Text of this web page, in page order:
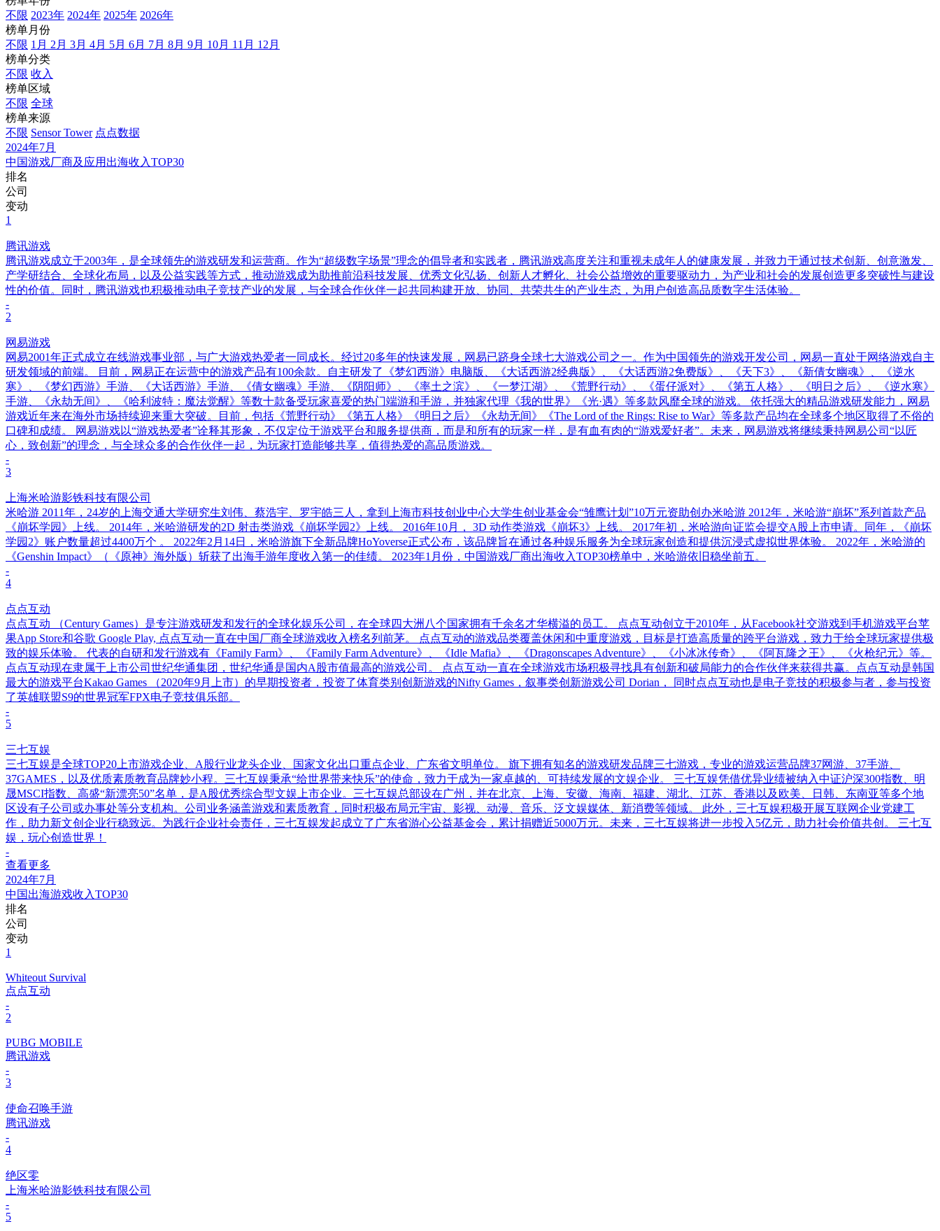
不限 2023年 2024年 2025年 2026年
榜单月份
不限 1月 2月 3月 4月 5月 6月 7月 8月 9月 10月 11月 12月
榜单分类
不限 收入
榜单区域
不限 全球
榜单来源
不限 Sensor Tower 点点数据
2024年7月
中国游戏厂商及应用出海收入TOP30
排名
公司
变动
1
腾讯游戏
腾讯游戏成立于2003年，是全球领先的游戏研发和运营商。作为“超级数字场景”理念的倡导者和实践者，腾讯游戏高度关注和重视未成年人的健康发展，并致力于通过技术创新、创意激发、
产学研结合、全球化布局，以及公益实践等方式，推动游戏成为助推前沿科技发展、优秀文化弘扬、创新人才孵化、社会公益增效的重要驱动力，为产业和社会的发展创造更多突破性与建设
性的价值。同时，腾讯游戏也积极推动电子竞技产业的发展，与全球合作伙伴一起共同构建开放、协同、共荣共生的产业生态，为用户创造高品质数字生活体验。
-
2
网易游戏
网易2001年正式成立在线游戏事业部，与广大游戏热爱者一同成长。经过20多年的快速发展，网易已跻身全球七大游戏公司之一。作为中国领先的游戏开发公司，网易一直处于网络游戏自主
研发领域的前端。 目前，网易正在运营中的游戏产品有100余款。自主研发了《梦幻西游》电脑版、《大话西游2经典版》、《大话西游2免费版》、《天下3》、《新倩女幽魂》、《逆水
寒》、《梦幻西游》手游、《大话西游》手游、《倩女幽魂》手游、《阴阳师》、《率土之滨》、《一梦江湖》、《荒野行动》、《蛋仔派对》、《第五人格》、《明日之后》、《逆水寒》
手游、《永劫无间》、《哈利波特：魔法觉醒》等数十款备受玩家喜爱的热门端游和手游，并独家代理《我的世界》《光·遇》等多款风靡全球的游戏。 依托强大的精品游戏研发能力，网易
游戏近年来在海外市场持续迎来重大突破。目前，包括《荒野行动》《第五人格》《明日之后》《永劫无间》《The Lord of the Rings: Rise to War》等多款产品均在全球多个地区取得了不俗的
口碑和成绩。 网易游戏以“游戏热爱者”诠释其形象，不仅定位于游戏平台和服务提供商，而是和所有的玩家一样，是有血有肉的“游戏爱好者”。未来，网易游戏将继续秉持网易公司“以匠
心，致创新”的理念，与全球众多的合作伙伴一起，为玩家打造能够共享，值得热爱的高品质游戏。
-
3
上海米哈游影铁科技有限公司
米哈游 2011年，24岁的上海交通大学研究生刘伟、蔡浩宇、罗宇皓三人，拿到上海市科技创业中心大学生创业基金会“雏鹰计划”10万元资助创办米哈游 2012年，米哈游“崩坏”系列首款产品
《崩坏学园》上线。 2014年，米哈游研发的2D 射击类游戏《崩坏学园2》上线。 2016年10月， 3D 动作类游戏《崩坏3》上线。 2017年初，米哈游向证监会提交A股上市申请。同年，《崩坏
学园2》账户数量超过4400万个 。 2022年2月14日，米哈游旗下全新品牌HoYoverse正式公布，该品牌旨在通过各种娱乐服务为全球玩家创造和提供沉浸式虚拟世界体验。 2022年，米哈游的
《Genshin Impact》（《原神》海外版）斩获了出海手游年度收入第一的佳绩。 2023年1月份，中国游戏厂商出海收入TOP30榜单中，米哈游依旧稳坐前五。
-
4
点点互动
点点互动 （Century Games）是专注游戏研发和发行的全球化娱乐公司，在全球四大洲八个国家拥有千余名才华横溢的员工。 点点互动创立于2010年，从Facebook社交游戏到手机游戏平台苹
果App Store和谷歌 Google Play, 点点互动一直在中国厂商全球游戏收入榜名列前茅。 点点互动的游戏品类覆盖休闲和中重度游戏，目标是打造高质量的跨平台游戏，致力于给全球玩家提供极
致的娱乐体验。 代表的自研和发行游戏有《Family Farm》、《Family Farm Adventure》、《Idle Mafia》、《Dragonscapes Adventure》、《小冰冰传奇》、《阿瓦隆之王》、《火枪纪元》等。
点点互动现在隶属于上市公司世纪华通集团，世纪华通是国内A股市值最高的游戏公司。 点点互动一直在全球游戏市场积极寻找具有创新和破局能力的合作伙伴来获得共赢。点点互动是韩国
最大的游戏平台Kakao Games （2020年9月上市）的早期投资者，投资了体育类别创新游戏的Nifty Games，叙事类创新游戏公司 Dorian， 同时点点互动也是电子竞技的积极参与者，参与投资
了英雄联盟S9的世界冠军FPX电子竞技俱乐部。
-
5
三七互娱
三七互娱是全球TOP20上市游戏企业、A股行业龙头企业、国家文化出口重点企业、广东省文明单位。 旗下拥有知名的游戏研发品牌三七游戏，专业的游戏运营品牌37网游、37手游、
37GAMES，以及优质素质教育品牌妙小程。三七互娱秉承“给世界带来快乐”的使命，致力于成为一家卓越的、可持续发展的文娱企业。 三七互娱凭借优异业绩被纳入中证沪深300指数、明
晟MSCI指数、高盛“新漂亮50”名单，是A股优秀综合型文娱上市企业。三七互娱总部设在广州，并在北京、上海、安徽、海南、福建、湖北、江苏、香港以及欧美、日韩、东南亚等多个地
区设有子公司或办事处等分支机构。公司业务涵盖游戏和素质教育，同时积极布局元宇宙、影视、动漫、音乐、泛文娱媒体、新消费等领域。 此外，三七互娱积极开展互联网企业党建工
作，助力新文创企业行稳致远。为践行企业社会责任，三七互娱发起成立了广东省游心公益基金会，累计捐赠近5000万元。未来，三七互娱将进一步投入5亿元，助力社会价值共创。 三七互
娱，玩心创造世界！
-
查看更多
2024年7月
中国出海游戏收入TOP30
排名
公司
变动
1
Whiteout Survival
点点互动
-
2
PUBG MOBILE
腾讯游戏
-
3
使命召唤手游
腾讯游戏
-
4
绝区零
上海米哈游影铁科技有限公司
-
5